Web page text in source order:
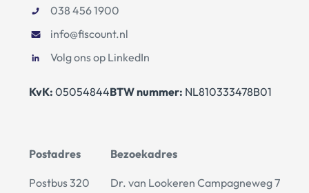
038 456 1900
info@fiscount.nl
Volg ons op LinkedIn
KvK:05054844BTW nummer: NL810333478B01
Postadres
Postbus 320
Bezoekadres
Dr. van Lookeren Campagneweg 7